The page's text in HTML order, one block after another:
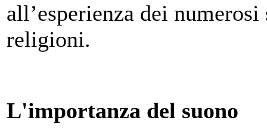
all’esperienza dei
religioni.
L'importanza del suono